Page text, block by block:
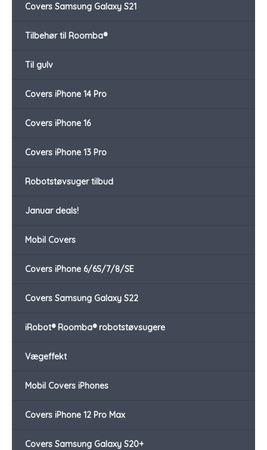
Covers Samsung Galaxy S21
Tilbehør til Roomba®
Til gulv
Covers iPhone 14 Pro
Covers iPhone 16
Covers iPhone 13 Pro
Robotstøvsuger tilbud
Januar deals!
Mobil Covers
Covers iPhone 6/6S/7/8/SE
Covers Samsung Galaxy S22
iRobot® Roomba® robotstøvsugere
Vægeffekt
Mobil Covers iPhones
Covers iPhone 12 Pro Max
Covers Samsung Galaxy S20+